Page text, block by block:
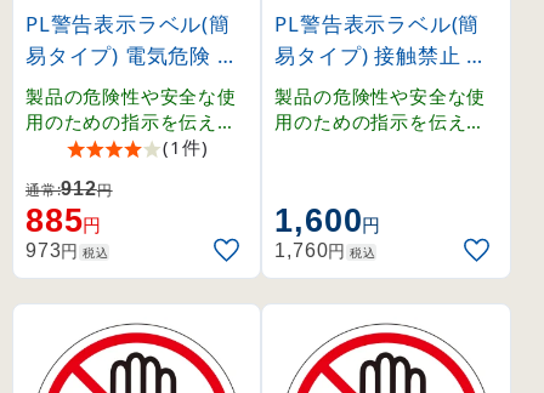
PL警告表示ラベル(簡
易タイプ) 電気危険 小
(203005)
製品の危険性や安全な使
用のための指示を伝える
PL警告表示ラベル。
(1件)
通常:912円
885円
973円 税込
PL警告表示ラベル(簡
易タイプ) 接触禁止 大
(201010)
製品の危険性や安全な使
用のための指示を伝える
1,600円
1,760円 税込